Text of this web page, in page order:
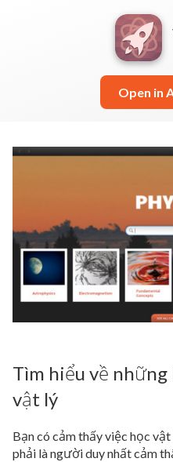
Open in
Tìm hiểu về
vật lý
Bạn có cảm thấy việc học
phải là người duy nhất cảm